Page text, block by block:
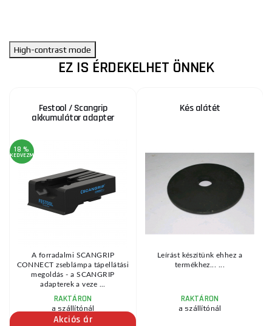
High-contrast mode
EZ IS ÉRDEKELHET ÖNNEK
Festool / Scangrip
akkumulátor adapter
18 %
KEDVEZMÉNY
A forradalmi SCANGRIP
CONNECT zseblámpa tápellátási
megoldás - a SCANGRIP
adapterek a veze ...
RAKTÁRON
a szállítónál
Akciós ár
Kés alátét
Leírást készítünk ehhez a
termékhez... ...
RAKTÁRON
a szállítónál